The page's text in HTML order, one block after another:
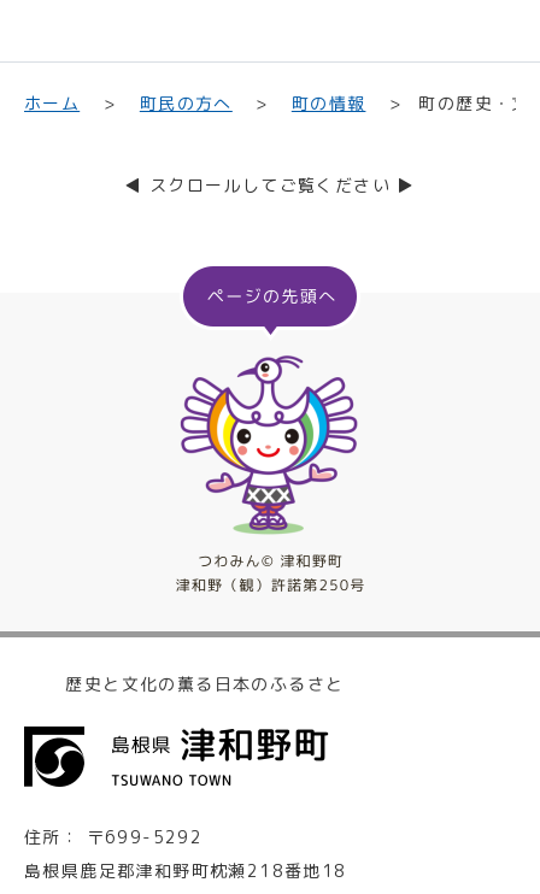
ホーム 町民の方へ 町の情報 町の歴史・文
◀ スクロールしてご覧ください ▶
歴史と文化の薫る日本のふるさと
住所：
〒699-5292
島根県鹿足郡津和野町枕瀬218番地18